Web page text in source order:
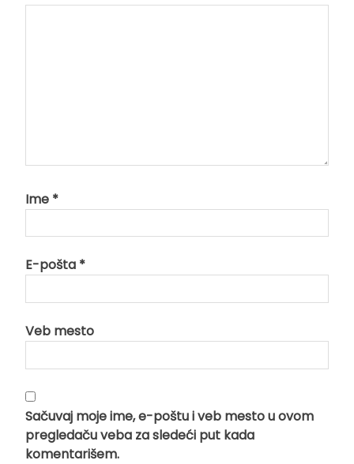
Ime *
E-pošta *
Veb mesto
Sačuvaj moje ime, e-poštu i veb mesto u ovom
pregledaču veba za sledeći put kada
komentarišem.